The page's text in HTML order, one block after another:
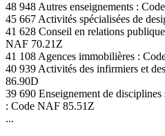
48 948 Autres enseignements :
45 667 Activités spécialisées de
41 628 Conseil en relations
NAF 70.21Z
41 108 Agences immobilières :
40 939 Activités des infirmiers et
86.90D
39 690 Enseignement de
: Code NAF 85.51Z
...